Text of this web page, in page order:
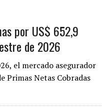
por US$ 652,9
de 2026
el mercado asegurador
Primas Netas Cobradas